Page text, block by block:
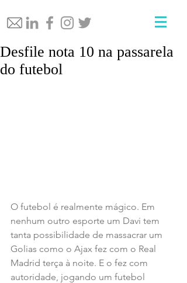
Desfile nota 10 na passarela
do futebol
O futebol é realmente mágico. Em
nenhum outro esporte um Davi tem
tanta possibilidade de massacrar um
Golias como o Ajax fez com o Real
Madrid terça à noite. E o fez com
autoridade, jogando um futebol